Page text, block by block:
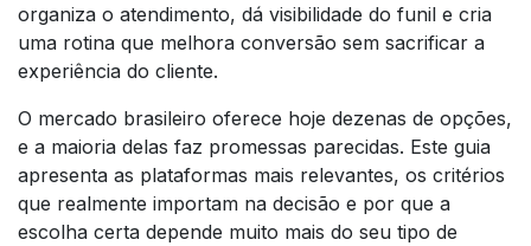
organiza o atendimento, dá visibilidade do funil e cria
uma rotina que melhora conversão sem sacrificar a
experiência do cliente.
O mercado brasileiro oferece hoje dezenas de opções,
e a maioria delas faz promessas parecidas. Este guia
apresenta as plataformas mais relevantes, os critérios
que realmente importam na decisão e por que a
escolha certa depende muito mais do seu tipo de